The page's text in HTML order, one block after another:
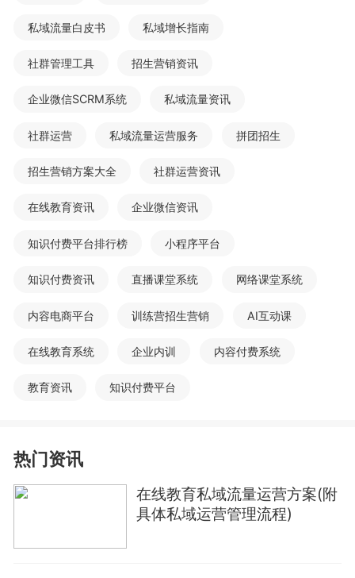
私域流量白皮书 私域增长指南
社群管理工具 招生营销资讯
企业微信SCRM系统 私域流量资讯
社群运营 私域流量运营服务 拼团招生
招生营销方案大全 社群运营资讯
在线教育资讯 企业微信资讯
知识付费平台排行榜 小程序平台
知识付费资讯 直播课堂系统 网络课堂系统
内容电商平台 训练营招生营销 AI互动课
在线教育系统 企业内训 内容付费系统
教育资讯 知识付费平台
热门资讯
在线教育私域流量运营方案(附
具体私域运营管理流程)